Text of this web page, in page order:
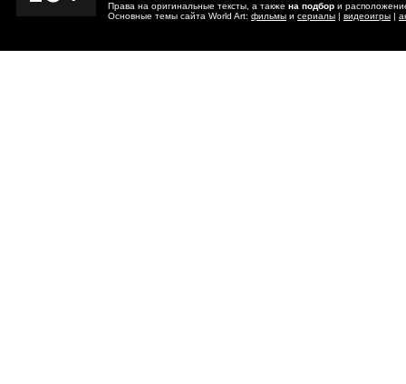
Права на оригинальные тексты, а также на подбор и
Основные темы сайта World Art: фильмы и сериалы | видеоигры |